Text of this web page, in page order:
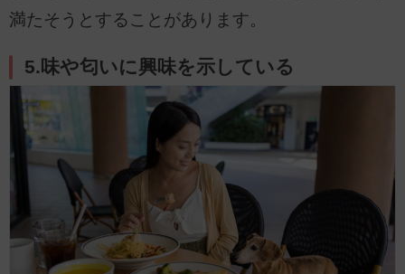
満たそうとすることがあります。
5.味や匂いに興味を示している